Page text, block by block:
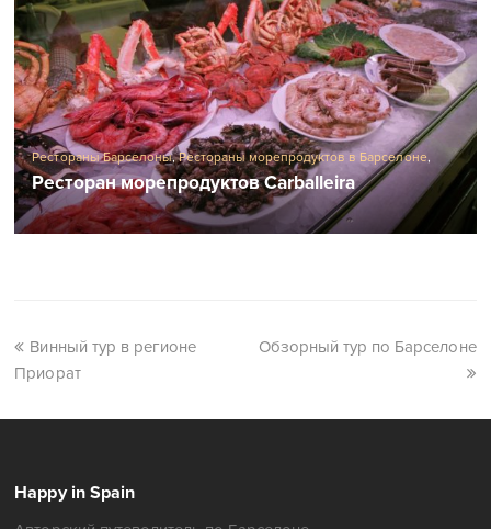
Рестораны Барселоны,Рестораны морепродуктов в Барселоне,
Традиционные испанские рестораны
Ресторан морепродуктов Carballeira
Винный тур в регионе
Приорат
Обзорный тур по Барселоне
Happy in Spain